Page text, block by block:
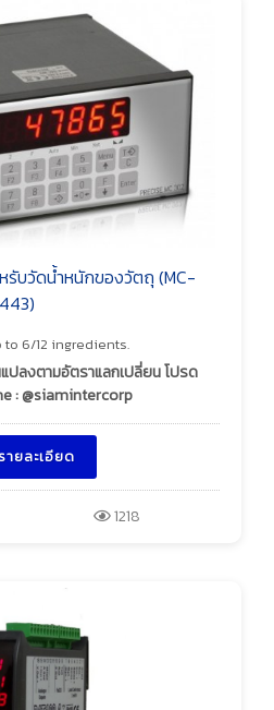
รับวัดน้ำหนักของวัตถุ (MC-
6/12 ingredients.
ปลงตามอัตราแลกเปลี่ยน โปรด
: @siamintercorp
ายละเอียด
1218